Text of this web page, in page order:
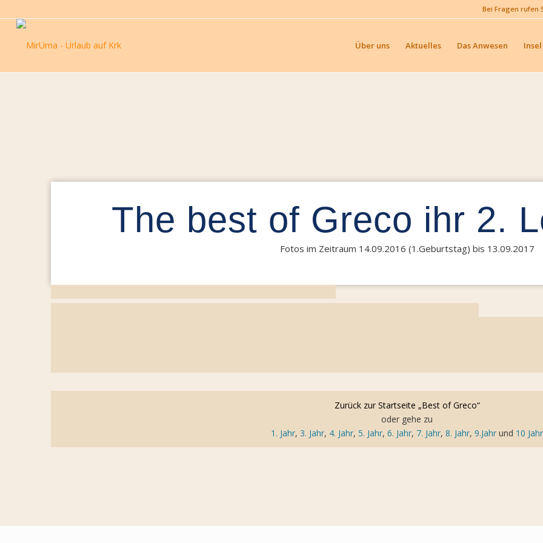
Bei Fragen rufen
Über uns Aktuelles Das Anwesen
The best of Greco ihr 2.
Fotos im Zeitraum 14.09.2016 (1.Geburtstag) bis 13.09.2017
Zurück zur Startseite „Best of Greco“
oder gehe zu
1. Jahr,3. Jahr, 4. Jahr,5. Jahr,6. Jahr, 7. Jahr,8. Jahr,9.Jahr und 10 Jahr